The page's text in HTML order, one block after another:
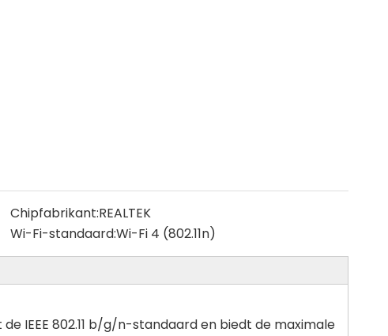
Chipfabrikant:REALTEK
Wi-Fi-standaard:Wi-Fi 4 (802.11n)
IEEE 802.11 b/g/n-standaard en biedt de maximale